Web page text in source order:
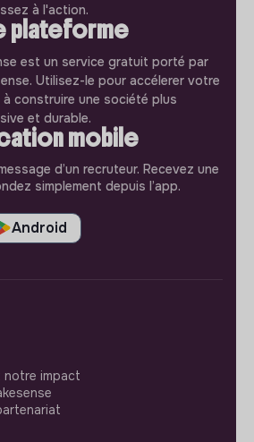
à l'action.
plateforme
est un service gratuit porté par
Utilisez-le pour accélerer votre
construire une société plus
et durable.
mobile
d’un recruteur. Recevez une
simplement depuis l’app.
Android
notre impact